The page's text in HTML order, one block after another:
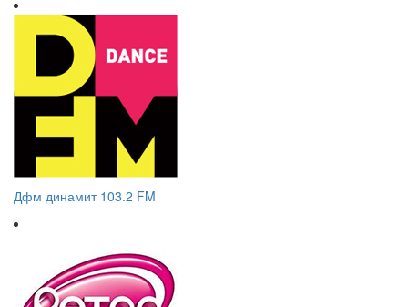
Дфм динамит 103.2 FM